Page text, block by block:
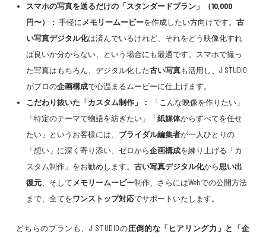
スマホの写真を送るだけの「スタンダードプラン」（10,000
円〜）： 手軽に メモリームービーを作成したい方向けです。 古
い写真デジタル化は済んでいるけれど、それをどう映像化すれ
ば良いか分からない、という場合にも最適です。スマホで撮っ
た写真はもちろん、デジタル化した古い写真も活用し、J STUDIO
がプロの企画構成で心温まるムービーに仕上げます。
こだわり抜いた「カスタム制作」：
「こんな映像を作りたい」
「特定のテーマで物語を紡ぎたい」「紙媒体からすべてを任せ
たい」というお客様には、 ブライダル編集者が一人ひとりの
「想い」に深く寄り添い、ゼロから企画構成を練り上げる「カ
スタム制作」をお勧めします。 古い写真デジタル化から思い出
復元、そして メモリームービー制作、さらにはWebでの公開方法
まで、全てをワンストップ対応でサポートいたします。
どちらのプランも、J STUDIOの圧倒的な「ヒアリング力」と「企